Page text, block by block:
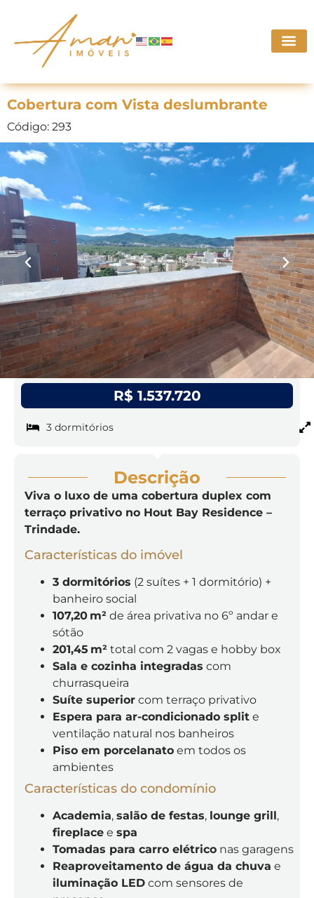
Cobertura com Vista deslumbrante
Código: 293
R$ 1.537.720
3 dormitórios
Descrição
Viva o luxo de uma cobertura duplex com
terraço privativo no Hout Bay Residence –
Trindade.
Características do imóvel
3 dormitórios (2 suítes + 1 dormitório) +
banheiro social
107,20 m² de área privativa no 6º andar e
sótão
201,45 m² total com 2 vagas e hobby box
Sala e cozinha integradas com
churrasqueira
Suíte superior com terraço privativo
Espera para ar-condicionado split e
ventilação natural nos banheiros
Piso em porcelanato em todos os
ambientes
Características do condomínio
Academia, salão de festas, lounge grill,
fireplace e spa
Tomadas para carro elétrico nas garagens
Reaproveitamento de água da chuva e
iluminação LED com sensores de